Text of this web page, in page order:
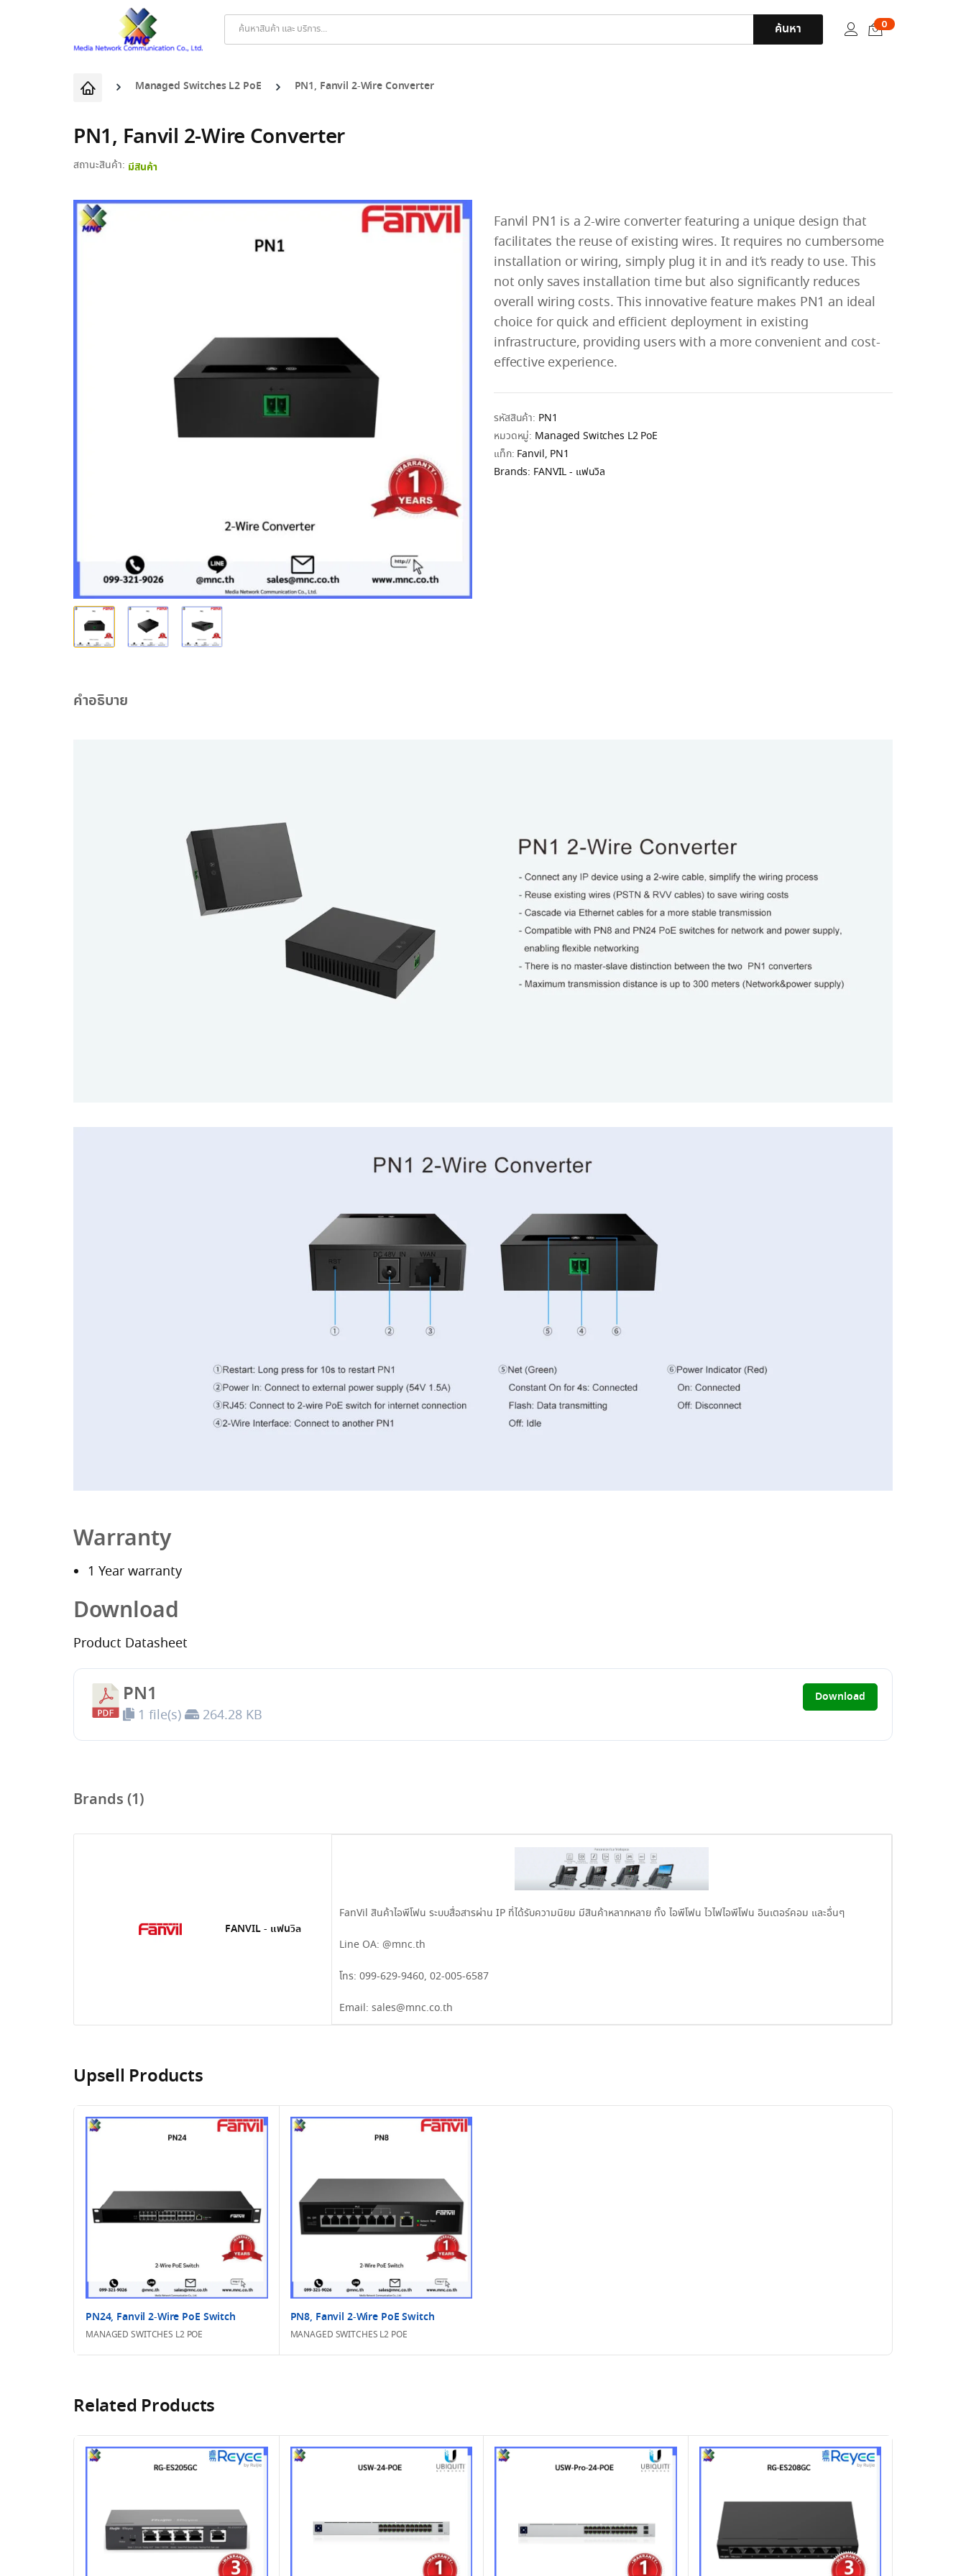
ค้นหา 0
Managed Switches L2 PoE PN1, Fanvil 2-Wire Converter
PN1, Fanvil 2-Wire Converter
สถานะสินค้า: มีสินค้า
Fanvil PN1 is a 2-wire converter featuring a unique design that
facilitates the reuse of existing wires. It requires no cumbersome
installation or wiring, simply plug it in and it’s ready to use. This
not only saves installation time but also significantly reduces
overall wiring costs. This innovative feature makes PN1 an ideal
choice for quick and efficient deployment in existing
infrastructure, providing users with a more convenient and cost-
effective experience.
รหัสสินค้า: PN1
หมวดหมู่: Managed Switches L2 PoE
แท็ก: Fanvil, PN1
Brands: FANVIL - แฟนวิล
คำอธิบาย
Warranty
1 Year warranty
Download
Product Datasheet
PN1
1 file(s) 264.28 KB
Download
Brands (1)
FANVIL - แฟนวิล
FanVil สินค้าไอพีโฟน ระบบสื่อสารผ่าน IP ที่ได้รับความนิยม มีสินค้าหลากหลาย ทั้ง ไอพีโฟน ไวไฟไอพีโฟน อินเตอร์คอม และอื่นๆ
Line OA: @mnc.th
โทร: 099-629-9460, 02-005-6587
Email: sales@mnc.co.th
Upsell Products
PN24, Fanvil 2-Wire PoE Switch
MANAGED SWITCHES L2 POE
PN8, Fanvil 2-Wire PoE Switch
MANAGED SWITCHES L2 POE
Related Products